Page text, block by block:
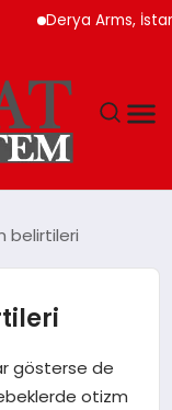
Derya Arms, İstanbul
belirtileri
gösterse de
otizm